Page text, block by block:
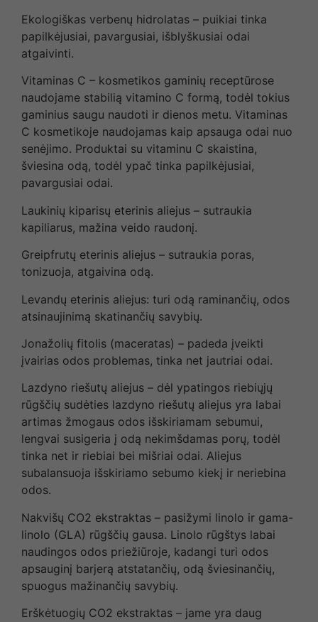
Ekologiškas verbenų hidrolatas – puikiai tinka
papilkėjusiai, pavargusiai, išblyškusiai odai
atgaivinti.
Vitaminas C – kosmetikos gaminių receptūrose
naudojame stabilią vitamino C formą, todėl tokius
gaminius saugu naudoti ir dienos metu. Vitaminas
C kosmetikoje naudojamas kaip apsauga odai nuo
senėjimo. Produktai su vitaminu C skaistina,
šviesina odą, todėl ypač tinka papilkėjusiai,
pavargusiai odai.
Laukinių kiparisų eterinis aliejus – sutraukia
kapiliarus, mažina veido raudonį.
Greipfrutų eterinis aliejus – sutraukia poras,
tonizuoja, atgaivina odą.
Levandų eterinis aliejus: turi odą raminančių, odos
atsinaujinimą skatinančių savybių.
Jonažolių fitolis (maceratas) – padeda įveikti
įvairias odos problemas, tinka net jautriai odai.
Lazdyno riešutų aliejus – dėl ypatingos riebiųjų
rūgščių sudėties lazdyno riešutų aliejus yra labai
artimas žmogaus odos išskiriamam sebumui,
lengvai susigeria į odą nekimšdamas porų, todėl
tinka net ir riebiai bei mišriai odai. Aliejus
subalansuoja išskiriamo sebumo kiekį ir neriebina
odos.
Nakvišų CO2 ekstraktas – pasižymi linolo ir gama-
linolo (GLA) rūgščių gausa. Linolo rūgštys labai
naudingos odos priežiūroje, kadangi turi odos
apsauginį barjerą atstatančių, odą šviesinančių,
spuogus mažinančių savybių.
Erškėtuogių CO2 ekstraktas – jame yra daug